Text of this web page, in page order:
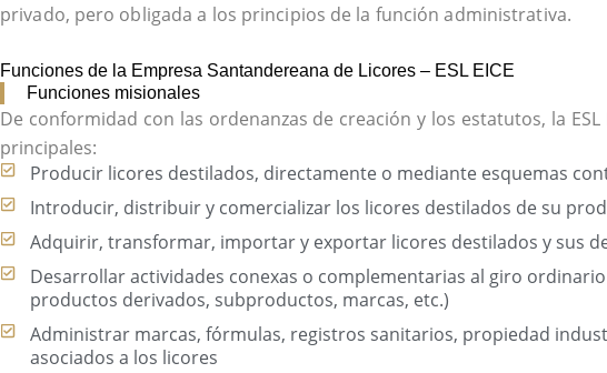
privado, pero obligada a los principios de la función administrativa.
Funciones de la Empresa Santandereana de Licores – ESL EICE
Funciones misionales
De conformidad con las ordenanzas de creación y los estatutos, la ESL
principales:
Producir licores destilados, directamente o mediante esquemas
Introducir, distribuir y comercializar los licores destilados de su
Adquirir, transformar, importar y exportar licores destilados y sus
Desarrollar actividades conexas o complementarias al giro
productos derivados, subproductos, marcas, etc.)
Administrar marcas, fórmulas, registros sanitarios, propiedad
asociados a los licores